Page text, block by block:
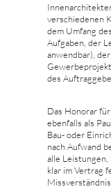
verschiedenen
dem Umfang
Aufgaben, der
anwendbar),
des
Das Honorar
ebenfalls als
Bau- oder
nach Aufwand
alle
klar im Vertrag